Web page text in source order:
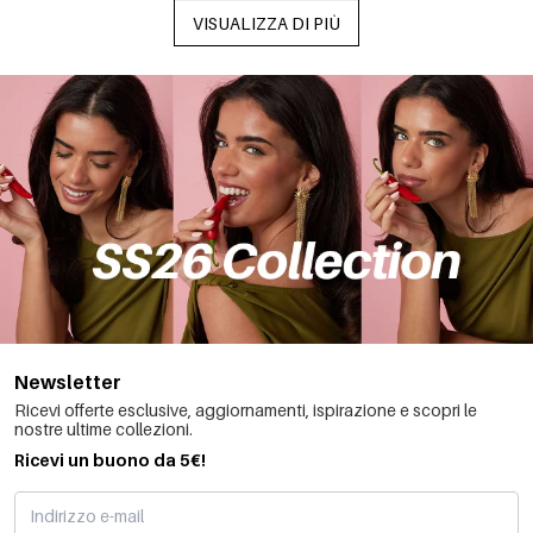
VISUALIZZA DI PIÙ
Newsletter
Ricevi offerte esclusive, aggiornamenti, ispirazione e scopri le
nostre ultime collezioni.
Ricevi un buono da 5€!